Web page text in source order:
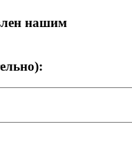
нашим